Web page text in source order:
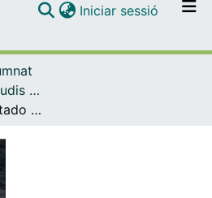
Navega per tot el DD
Iniciar sessió (current)
Màster Oficial - Estudis Llatinoamericans
El terrorismo de estado en Chile y Argentina desde las mujeres sobrevivientes de violencia política sexual: memorias cartográficas de ayer y hoy